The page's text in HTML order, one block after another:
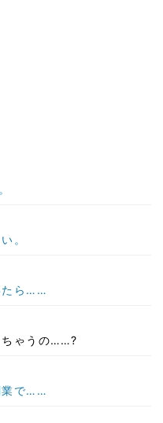
。
たら……
ちゃうの……?
業で……